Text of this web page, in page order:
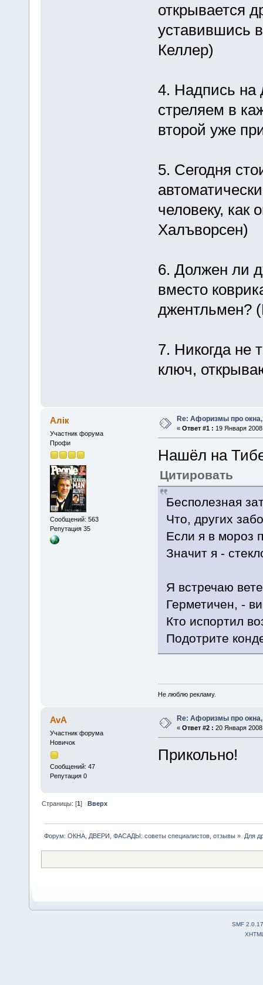
открывается
уставившись
Келлер)
4. Надпись на
стреляем в
второй уже
5. Сегодня
человеку, как
Халъворсен)
6. Должен ли
вместо
джентльмен?
7. Никогда не
ключ,
Алік
Участник форума
Профи
Сообщений: 563
Репутация 35
Re: Афоризмы про
« Ответ #1 : 19 Января
Нашёл на
Цитировать
Бесполезная
Что, других
Если я в мороз
Значит я -
Я встречаю
Герметичен, -
Кто испортил
Подотрите
Не люблю рекламу.
AvA
Участник форума
Новичок
Сообщений: 47
Репутация 0
Re: Афоризмы про
« Ответ #2 : 20 Января
Прикольно!
Страницы: [1]Вверх
Форум: ОКНА, ДВЕРИ, ФАСАДЫ: советы специалистов, отзывы » Для
SMF 2.0.17